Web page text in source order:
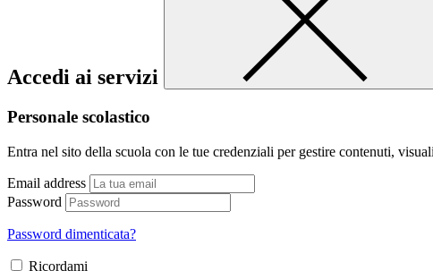
Accedi ai servizi
Personale scolastico
Entra nel sito della scuola con le tue credenziali per gestire contenuti,
Email address
Password
Password dimenticata?
Ricordami